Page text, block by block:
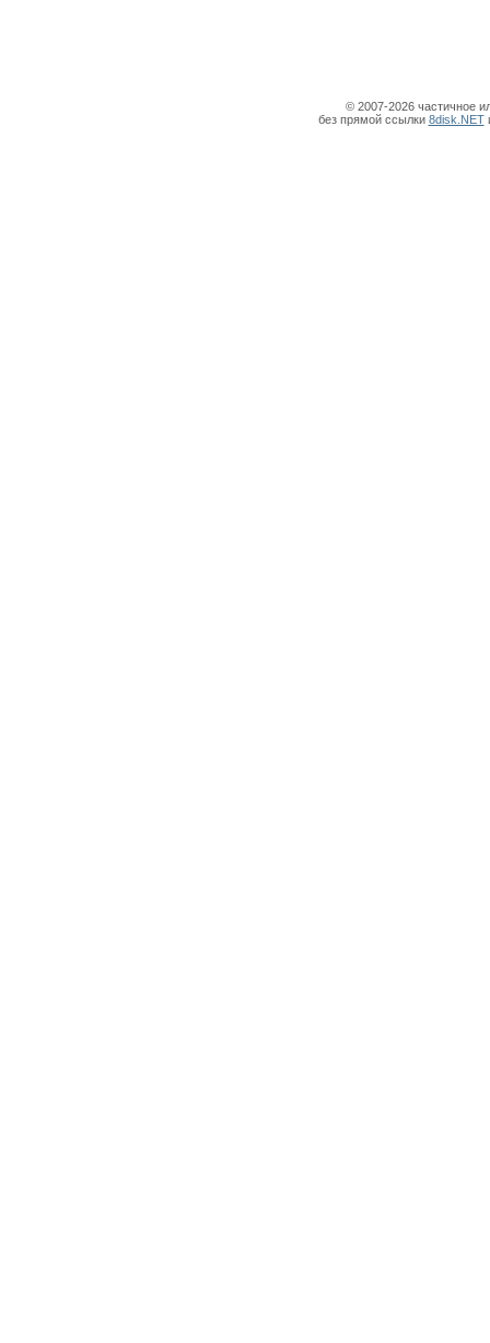
© 2007-2026 частичное
без прямой ссылки 8disk.NET